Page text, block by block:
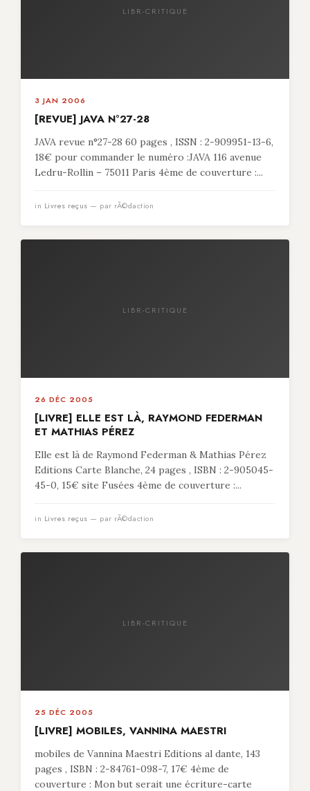
LIBR-CRITIQUE
3 JAN 2006
[REVUE] JAVA N°27-28
JAVA revue n°27-28 60 pages , ISSN : 2-909951-13-6,
18€ pour commander le numéro :JAVA 116 avenue
Ledru-Rollin – 75011 Paris 4ème de couverture :...
in Livres reçus — par rÃ©daction
LIBR-CRITIQUE
26 DÉC 2005
[LIVRE] ELLE EST LÀ, RAYMOND FEDERMAN
ET MATHIAS PÉREZ
Elle est là de Raymond Federman & Mathias Pérez
Editions Carte Blanche, 24 pages , ISBN : 2-905045-
45-0, 15€ site Fusées 4ème de couverture :...
in Livres reçus — par rÃ©daction
LIBR-CRITIQUE
25 DÉC 2005
[LIVRE] MOBILES, VANNINA MAESTRI
mobiles de Vannina Maestri Editions al dante, 143
pages , ISBN : 2-84761-098-7, 17€ 4ème de
couverture : Mon but serait une écriture-carte